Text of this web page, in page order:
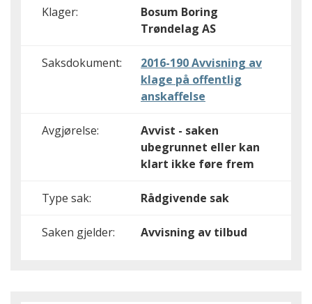
Klager:
Bosum Boring
Trøndelag AS
Saksdokument:
2016-190 Avvisning av
klage på offentlig
anskaffelse
Avgjørelse:
Avvist - saken
ubegrunnet eller kan
klart ikke føre frem
Type sak: Rådgivende sak
Saken gjelder: Avvisning av tilbud